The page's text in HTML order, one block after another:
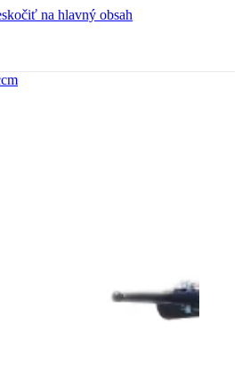
na hlavný obsah